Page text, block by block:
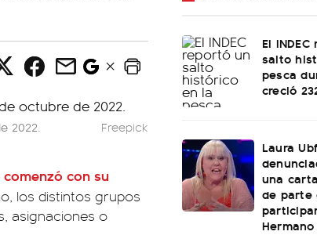
2022. Freepick
comenzó con su
los distintos grupos
asignaciones o
El
salto
pesca
creció
Laura
una
de parte
Hermano